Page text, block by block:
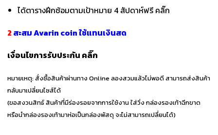
ได้ตารางฝึกซ้อมตามเป้าหมาย 4 สัปดาห์ฟรี คลิ๊ก
2 สะสม Avarin coin ใช้แทนเงินสด
เงื่อนไขการรับประกัน คลิ๊ก
หมายเหตุ: สั่งซื้อสินค้าผ่านทาง Online ลองสวมแล้วไม่พอดี สามารถส่งสินค้า
กลับมาเปลี่ยนไซส์ได้
(ขอสงวนสิทธ์ สินค้าที่มีร่องรอยจากการใช้งาน ใส่วิ่ง กล่องรองเท้าฉีกขาด
หรือนำกล่องรองเท้ามาห่อเป็นกล่องพัสดุ จะไม่สามารถเปลี่ยนได้)